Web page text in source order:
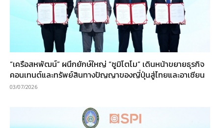
“เครือสหพัฒน์” ผนึกยักษ์ใหญ่ “ซูมิโตโม” เดินหน้าขยายธุรกิจ
คอนเทนต์และทรัพย์สินทางปัญญาของญี่ปุ่นสู่ไทยและอาเซียน
03/07/2026